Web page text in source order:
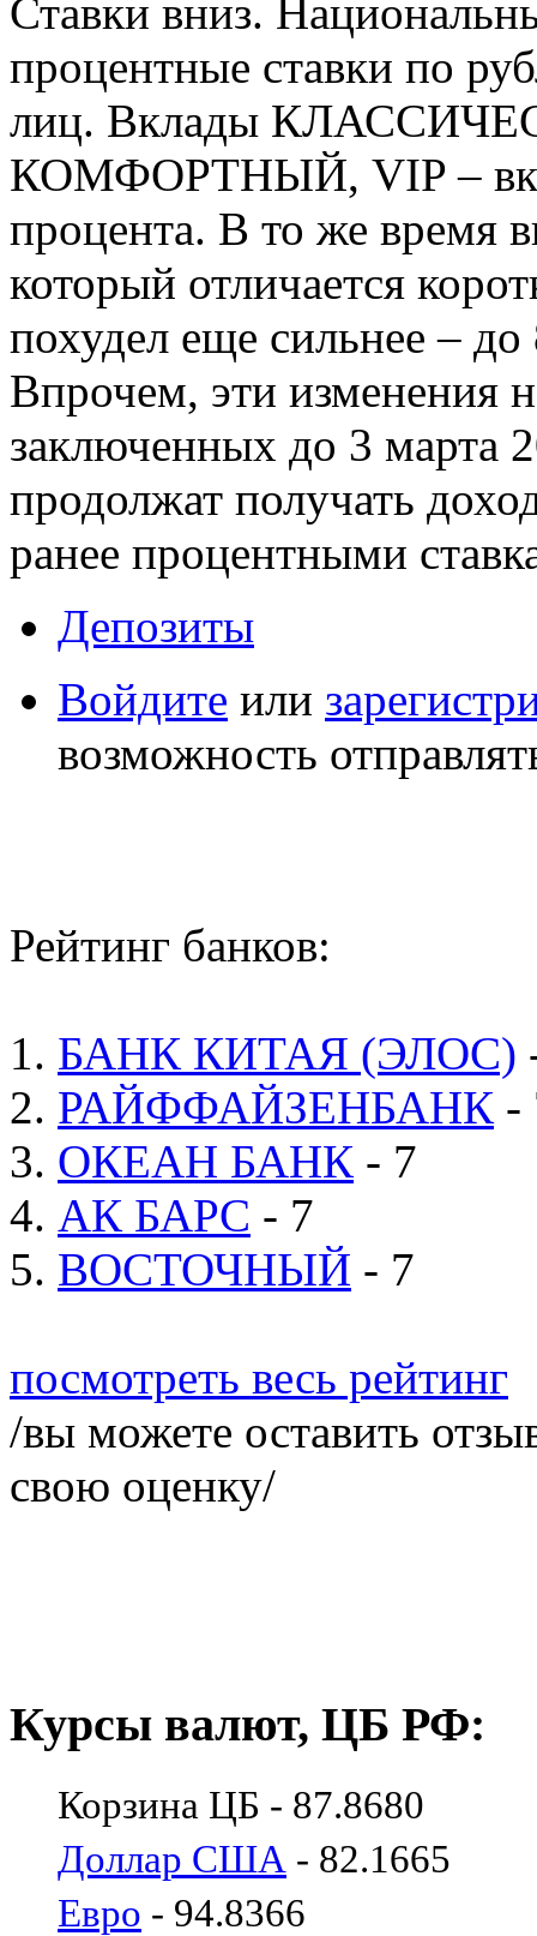
Ставки вниз.
процентные ставки по
лиц. Вклады
КОМФОРТНЫЙ, VIP –
процента. В то же
который отличается
похудел еще сильнее –
Впрочем, эти изменения
заключенных до 3 марта
продолжат получать
ранее процентными
Депозиты
Войдите или
возможность
Рейтинг банков:
1. БАНК КИТАЯ (ЭЛОС)
2. РАЙФФАЙЗЕНБАНК -
3. ОКЕАН БАНК - 7
4. АК БАРС - 7
5. ВОСТОЧНЫЙ - 7
посмотреть весь рейтинг
/вы можете оставить
свою оценку/
Курсы валют, ЦБ РФ:
Корзина ЦБ - 87.8680
Доллар США - 82.1665
Евро - 94.8366